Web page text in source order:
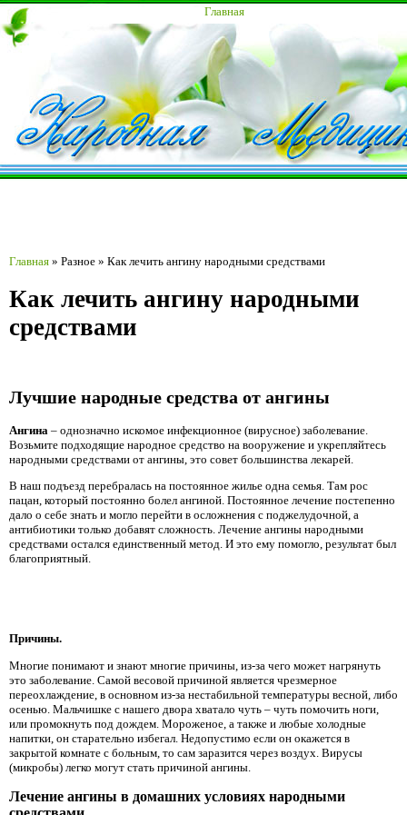
Главная
Главная » Разное » Как лечить ангину народными средствами
Как лечить ангину народными
средствами
Лучшие народные средства от ангины
Ангина – однозначно искомое инфекционное (вирусное) заболевание.
Возьмите подходящие народное средство на вооружение и укрепляйтесь
народными средствами от ангины, это совет большинства лекарей.
В наш подъезд перебралась на постоянное жилье одна семья. Там рос
пацан, который постоянно болел ангиной. Постоянное лечение постепенно
дало о себе знать и могло перейти в осложнения с поджелудочной, а
антибиотики только добавят сложность. Лечение ангины народными
средствами остался единственный метод. И это ему помогло, результат был
благоприятный.
Причины.
Многие понимают и знают многие причины, из-за чего может нагрянуть
это заболевание. Самой весовой причиной является чрезмерное
переохлаждение, в основном из-за нестабильной температуры весной, либо
осенью. Мальчишке с нашего двора хватало чуть – чуть помочить ноги,
или промокнуть под дождем. Мороженое, а также и любые холодные
напитки, он старательно избегал. Недопустимо если он окажется в
закрытой комнате с больным, то сам заразится через воздух. Вирусы
(микробы) легко могут стать причиной ангины.
Лечение ангины в домашних условиях народными